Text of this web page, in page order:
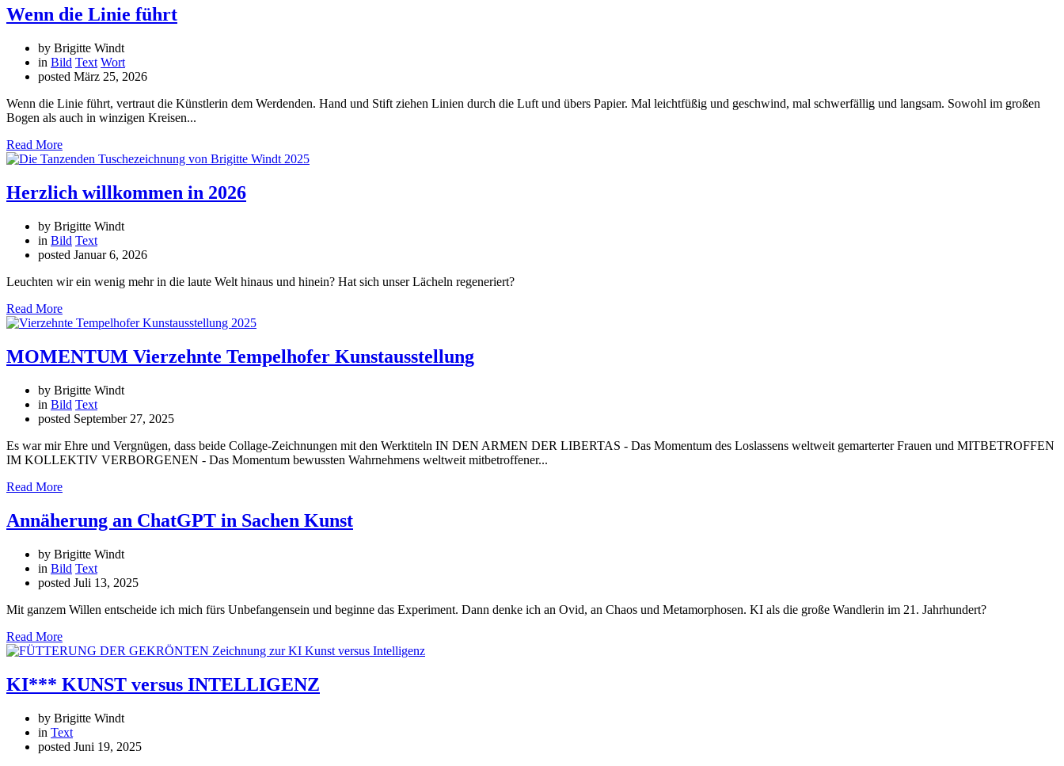
Wenn die Linie führt
by Brigitte Windt
in Bild Text Wort
posted März 25, 2026
Wenn die Linie führt, vertraut die Künstlerin dem Werdenden. Hand und Stift ziehen Linien durch die Luft und übers Papier. Mal leichtfüßig und geschwind, mal schwerfällig und langsam. Sowohl im großen
Bogen als auch in winzigen Kreisen...
Read More
Herzlich willkommen in 2026
by Brigitte Windt
in Bild Text
posted Januar 6, 2026
Leuchten wir ein wenig mehr in die laute Welt hinaus und hinein? Hat sich unser Lächeln regeneriert?
Read More
MOMENTUM Vierzehnte Tempelhofer Kunstausstellung
by Brigitte Windt
in Bild Text
posted September 27, 2025
Es war mir Ehre und Vergnügen, dass beide Collage-Zeichnungen mit den Werktiteln IN DEN ARMEN DER LIBERTAS - Das Momentum des Loslassens weltweit gemarterter Frauen und MITBETROFFEN
IM KOLLEKTIV VERBORGENEN - Das Momentum bewussten Wahrnehmens weltweit mitbetroffener...
Read More
Annäherung an ChatGPT in Sachen Kunst
by Brigitte Windt
in Bild Text
posted Juli 13, 2025
Mit ganzem Willen entscheide ich mich fürs Unbefangensein und beginne das Experiment. Dann denke ich an Ovid, an Chaos und Metamorphosen. KI als die große Wandlerin im 21. Jahrhundert?
Read More
KI*** KUNST versus INTELLIGENZ
by Brigitte Windt
in Text
posted Juni 19, 2025